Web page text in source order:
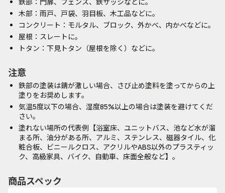
木部：雨戸、戸袋、羽目板、木工品などに。
コンクリート：モルタル、ブロック、外かべ、内かべなどに。
屋根：スレートに。
トタン：下見トタン（屋根を除く）などに。
注意
鉄部の塗装は錆が激しい場合、さび止め塗料を塗ってからの上
塗りをお奨めします。
気温5度以下の場合、湿度85%以上の場合は塗装を避けてくだ
さい。
塗れない場所の代表例【浴室床、ユニットバス、池など水が溜
まる所、油分がある所、アルミ、ステンレス、磁器タイル、化
粧合板、ビニールクロス、アクリルやABS以外のプラスティッ
ク、高級家具、バイク、自動車、床面全般など】。
商品スペック